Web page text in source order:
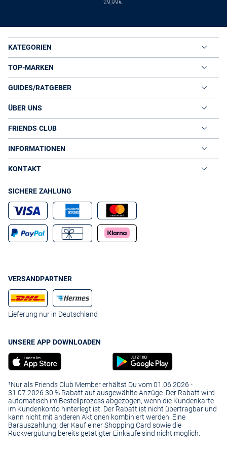
weich fließenden Seidenjerseys stehen silber- und goldfarbene
Maxis mit Schlitz jeder Frau. Modemutige setzen auf elegante
Faltenröcke aus schimmerndem Taft. Dunkle oder helle Spitzentops
runden die glamourösen Abendröcke ab.
Verspielte XXL-Röcke aus leichter Baumwolle mit üppigen Volants
gerüschte Volant-Styles mit Spitzenborten in Weiß oder Schwarz.
Maxis online in tollen Designs bei VAN GRAAF
Egal, ob aus zartem Chiffon, kühlem Leinen oder fließendem Jersey,
wunderschönen Mustern und Farben die Looks. Im Herbst tauschen
Bleistiftrock, den Sie in unserem Sortiment ebenfalls in
Riesenauswahl finden. Damit Stylings mit Maxiröcken stilsicher
gelingen, geben Modeexperten im VAN GRAAF Onlineshop konkrete
Outfit-Tipps. Schauen Sie sich einfach um und entdecken Sie
Maxiröcke, stylische Blusen undShirtsfür ein unbeschwertes
Sommerfeeling.
29,99€.
KATEGORIEN
TOP-MARKEN
GUIDES/RATGEBER
ÜBER UNS
FRIENDS CLUB
INFORMATIONEN
KONTAKT
SICHERE ZAHLUNG
VERSANDPARTNER
Lieferung nur in Deutschland
UNSERE APP DOWNLOADEN
¹Nur als Friends Club Member erhältst Du vom 01.06.2026 -
31.07.2026 30 % Rabatt auf ausgewählte Anzüge. Der Rabatt wird
automatisch im Bestellprozess abgezogen, wenn die Kundenkarte
im Kundenkonto hinterlegt ist. Der Rabatt ist nicht übertragbar und
kann nicht mit anderen Aktionen kombiniert werden. Eine
Barauszahlung, der Kauf einer Shopping Card sowie die
Rückvergütung bereits getätigter Einkäufe sind nicht möglich.